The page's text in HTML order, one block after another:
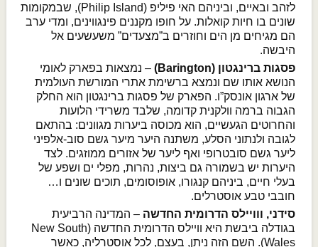
לזהב ובאיים, וביניהם האי פיליפ (Philip Island), שבמקומות
שונים בו חיות קואלות. על חופו מקננים פינגווינים, ומדי ערב
הם מגיחים מן הים וחוזרים ב”מצעדים” משעשעים אל
היבשה.
פסגות ברינגטון (Barington)
– נמצאות בפארק לאומי
הנושא אותו שם ונמצא ברשימת אתרי המורשת העולמית
של ארגון אונסק”ו. הפארק של פסגות ברינגטון הוא החלק
הגבוה ברמה וולקנית קדומה, שלבד משרידי הלועות
והחרוטים הגעשיים, הוא מכוסה ביערות מגוונים: בהתאם
לגובה ולנתוני הסלע, משתנה היער מיער גשם סוב-אלפיני
ליער גשם סובטרופי ואף ליער של אזורים ממוזגים. לצד
היערות יש בשמורה גם ביצות, נהרות, מפלי ים ושפע של
בעלי חיים, ביניהם קנגורו, אופוסומים, תוכים שונים ו…
חובבי טבע אוסטרלים.
סידני, ווויילס הדרומית החדשה – המדינה הרביעית
בגודלה ביבשת היא וויילס הדרומית החדשה (New South
Wales). השם הזה ניתן, בעצם, לכל אוסטרליה, כאשר